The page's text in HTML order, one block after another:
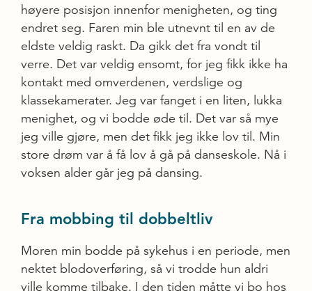
høyere posisjon innenfor menigheten, og ting
endret seg. Faren min ble utnevnt til en av de
eldste veldig raskt. Da gikk det fra vondt til
verre. Det var veldig ensomt, for jeg fikk ikke ha
kontakt med omverdenen, verdslige og
klassekamerater. Jeg var fanget i en liten, lukka
menighet, og vi bodde øde til. Det var så mye
jeg ville gjøre, men det fikk jeg ikke lov til. Min
store drøm var å få lov å gå på danseskole. Nå i
voksen alder går jeg på dansing.
Fra mobbing til dobbeltliv
Moren min bodde på sykehus i en periode, men
nektet blodoverføring, så vi trodde hun aldri
ville komme tilbake. I den tiden måtte vi bo hos